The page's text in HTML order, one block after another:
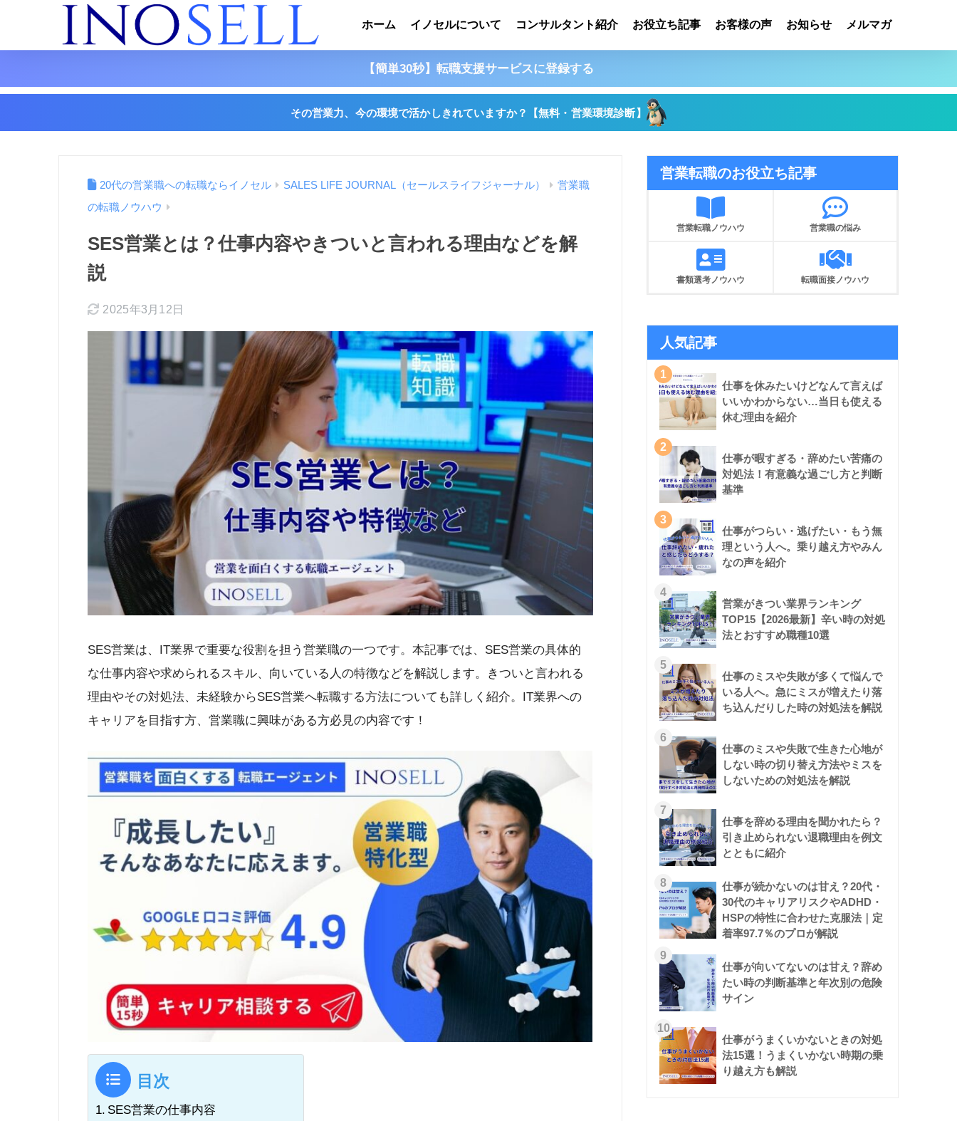
ホーム イノセルについて コンサルタント紹介 お役立ち記事 お客様の声 お知らせ メルマガ
【簡単30秒】転職支援サービスに登録する
その営業力、今の環境で活かしきれていますか？ 【無料・営業環境診断】
20代の営業職への転職ならイノセル SALES LIFE JOURNAL（セールスライフジャーナル）
営業職
の転職ノウハウ
SES営業とは？仕事内容やきついと言われる理由などを解
説
2025年3月12日
SES営業は、IT業界で重要な役割を担う営業職の一つです。本記事では、SES営業の具体的
な仕事内容や求められるスキル、向いている人の特徴などを解説します。きついと言われる
理由やその対処法、未経験からSES営業へ転職する方法についても詳しく紹介。IT業界への
キャリアを目指す方、営業職に興味がある方必見の内容です！
目次
SES営業の仕事内容
営業転職のお役立ち記事
営業転職ノウハウ 営業職の悩み
書類選考ノウハウ 転職面接ノウハウ
人気記事
1
仕事を休みたいけどなんて言えば
いいかわからない…当日も使える
休む理由を紹介
2
仕事が暇すぎる・辞めたい苦痛の
対処法！有意義な過ごし方と判断
基準
3
仕事がつらい・逃げたい・もう無
理という人へ。乗り越え方やみん
なの声を紹介
4
営業がきつい業界ランキング
TOP15【2026最新】辛い時の対処
法とおすすめ職種10選
5
仕事のミスや失敗が多くて悩んで
いる人へ。急にミスが増えたり落
ち込んだりした時の対処法を解説
6
仕事のミスや失敗で生きた心地が
しない時の切り替え方法やミスを
しないための対処法を解説
7
仕事を辞める理由を聞かれたら？
引き止められない退職理由を例文
とともに紹介
8
仕事が続かないのは甘え？20代・
30代のキャリアリスクやADHD・
HSPの特性に合わせた克服法｜定
着率97.7％のプロが解説
9
仕事が向いてないのは甘え？辞め
たい時の判断基準と年次別の危険
サイン
10
仕事がうまくいかないときの対処
法15選！うまくいかない時期の乗
り越え方も解説